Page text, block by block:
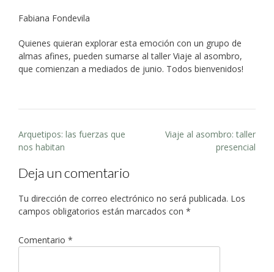
Fabiana Fondevila
Quienes quieran explorar esta emoción con un grupo de
almas afines, pueden sumarse al taller Viaje al asombro,
que comienzan a mediados de junio. Todos bienvenidos!
Post
navigation
Arquetipos: las fuerzas que
nos habitan
Viaje al asombro: taller
presencial
Deja un comentario
Tu dirección de correo electrónico no será publicada. Los
campos obligatorios están marcados con *
Comentario *